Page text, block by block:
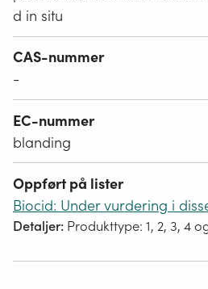
d in situ
CAS-nummer
-
EC-nummer
blanding
Oppført på lister
Biocid: Under vurdering i
Detaljer: Produkttype: 1, 2, 3, 4